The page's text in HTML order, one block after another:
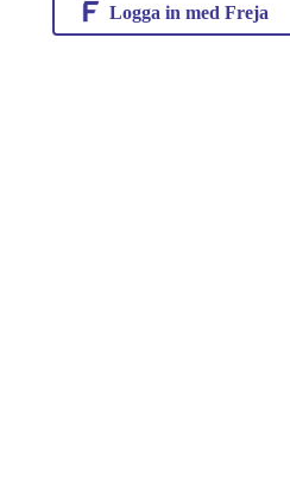
Logga in med Freja